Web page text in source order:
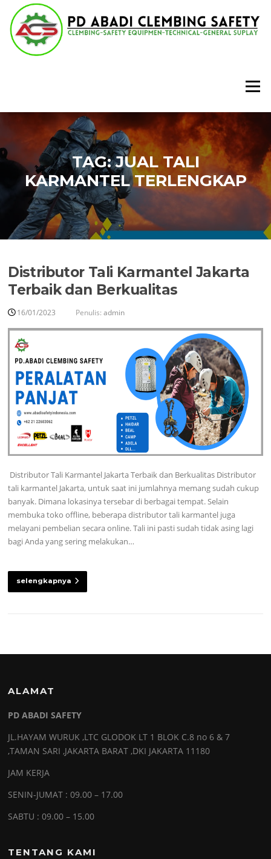
Lompat
konten
Menu
TAG:JUAL TALI
KARMANTEL TERLENGKAP
Distributor Tali Karmantel Jakarta
Terbaik dan Berkualitas
16/01/2023 Penulis:admin
Distributor Tali Karmantel Jakarta Terbaik dan Berkualitas Distributor
tali karmantel Jakarta, untuk saat ini jumlahnya memang sudah cukup
banyak. Dimana lokasinya tersebar di berbagai tempat. Selain
membuka toko offline, beberapa distributor tali karmantel juga
melayani pembelian secara online. Tali ini pasti sudah tidak asing lagi
bagi Anda yang sering melakukan…
selengkapnya
ALAMAT
PD ABADI SAFETY
JL.HAYAM WURUK ,LTC GLODOK LT 1 BLOK C.8 no 6 & 7
,TAMAN SARI ,JAKARTA BARAT ,DKI JAKARTA 11180
JAM KERJA
SENIN-JUMAT : 09.00 – 17.00
SABTU : 09.00 – 15.00
TENTANG KAMI